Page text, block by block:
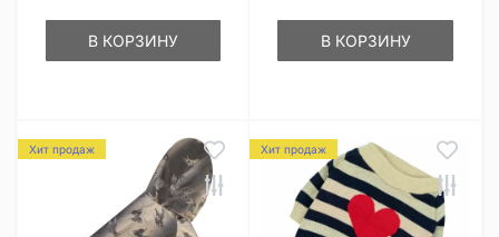
В КОРЗИНУ В КОРЗИНУ
Хит продаж Хит продаж